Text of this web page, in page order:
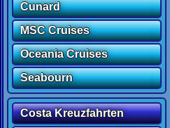
Cunard
MSC Cruises
Oceania Cruises
Seabourn
Costa Kreuzfahrten